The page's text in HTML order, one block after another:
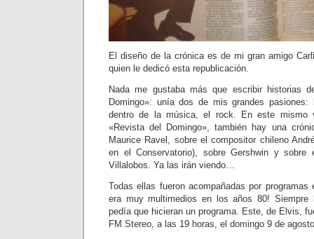
El diseño de la crónica es de mi gran amigo
quien le dedicó esta republicación.
Nada me gustaba más que escribir historias
Domingo»: unía dos de mis grandes
dentro de la música, el rock. En este mismo
«Revista del Domingo», también hay una
Maurice Ravel, sobre el compositor chileno
en el Conservatorio), sobre Gershwin y sobre
Villalobos. Ya las irán viendo…
Todas ellas fueron acompañadas por programas
era muy multimedios en los años 80!
pedía que hicieran un programa. Este, de Elvis,
FM Stereo, a las 19 horas, el domingo 9 de